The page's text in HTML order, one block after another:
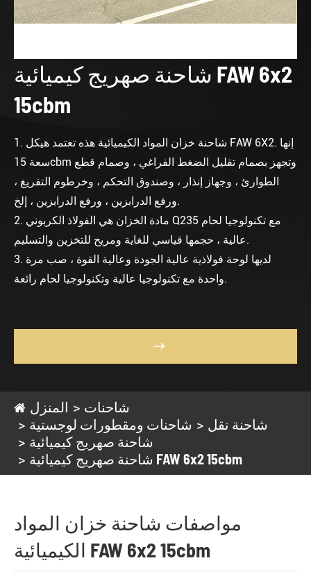
شاحنة صهريج كيميائية FAW 6x2
15cbm
1. شاحنة خزان المواد الكيميائية هذه تعتمد هيكل FAW 6X2. إنها
سعة 15cbm وتجهز بصمام تقليل الضغط الفراغي ، وصمام قطع
الطوارئ ، وجهاز إنذار ، وصندوق التحكم ، وخرطوم التفريغ ،
ورفع الدرابزين ، ورفع الدرابزين ، إلخ.
2. مادة الخزان هي الفولاذ الكربوني Q235 مع تكنولوجيا لحام
عالية ، حجمها قياسي للغاية ومريح للتخزين والتسليم.
3. لديها لوحة فولاذية عالية الجودة وعالية القوة ، صب مرة
واحدة مع تكنولوجيا عالية وتكنولوجيا لحام رائعة.

المنزل
شاحنات
شاحنات ومقطورات لوجستية
شاحنة نقل
شاحنة صهريج كيميائية
شاحنة صهريج كيميائية FAW 6x2 15cbm
مواصفات شاحنة خزان المواد
الكيميائية FAW 6x2 15cbm